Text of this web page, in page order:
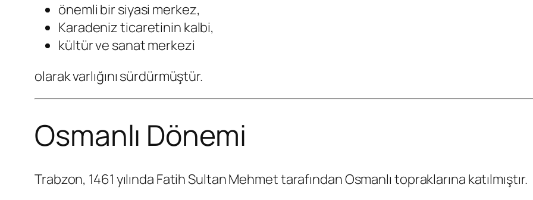
önemli bir siyasi merkez,
Karadeniz ticaretinin kalbi,
kültür ve sanat merkezi
olarak varlığını sürdürmüştür.
Osmanlı Dönemi
Trabzon, 1461 yılında Fatih Sultan Mehmet tarafından Osmanlı topraklarına katılmıştır.